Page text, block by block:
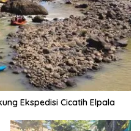
Ekspedisi Cicatih Elpala